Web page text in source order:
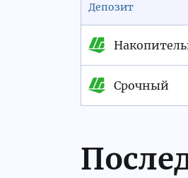
Депозит
Срочный